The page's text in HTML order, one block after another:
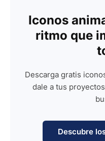
Iconos
ritmo que
Descarga gratis
dale a tus
Descubre